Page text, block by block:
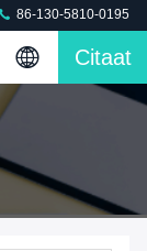
86-130-5810-0195
Citaat